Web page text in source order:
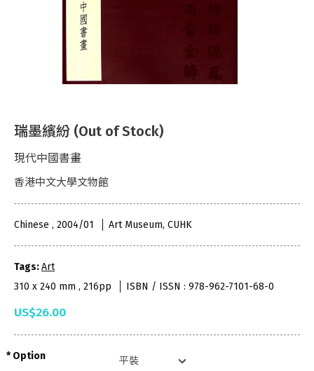
瑞墨繽紛 (Out of Stock)
現代中國書畫
香港中文大學文物館
Chinese , 2004/01 Art Museum, CUHK
Tags:Art
310 x 240 mm , 216pp
ISBN / ISSN : 978-962-7101-68-0
US$26.00
Option